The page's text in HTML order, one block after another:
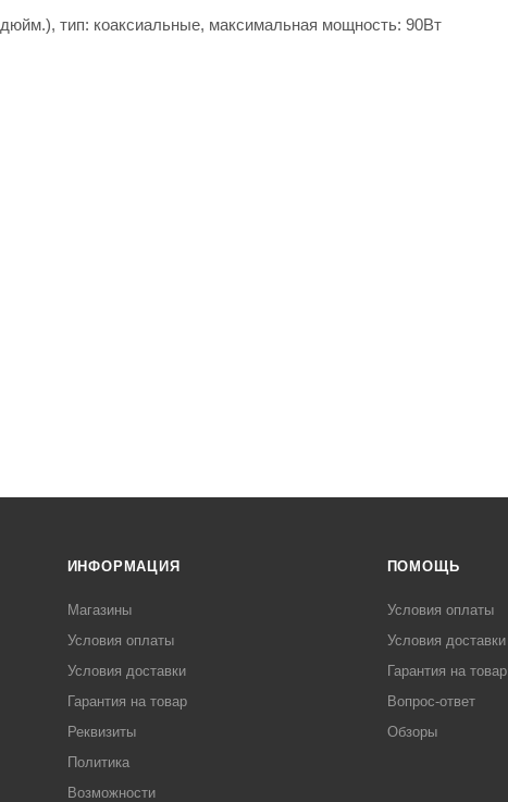
тип: коаксиальные, максимальная мощность: 90Вт
ИНФОРМАЦИЯ
Магазины
Условия оплаты
Условия доставки
Гарантия на товар
Реквизиты
Политика
Возможности
ПОМОЩЬ
Условия оплаты
Условия доставки
Гарантия на товар
Вопрос-ответ
Обзоры